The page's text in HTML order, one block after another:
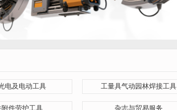
电及电动工具 工量具气动园林焊接工具
附件劳护工具 杂志与贸易服务